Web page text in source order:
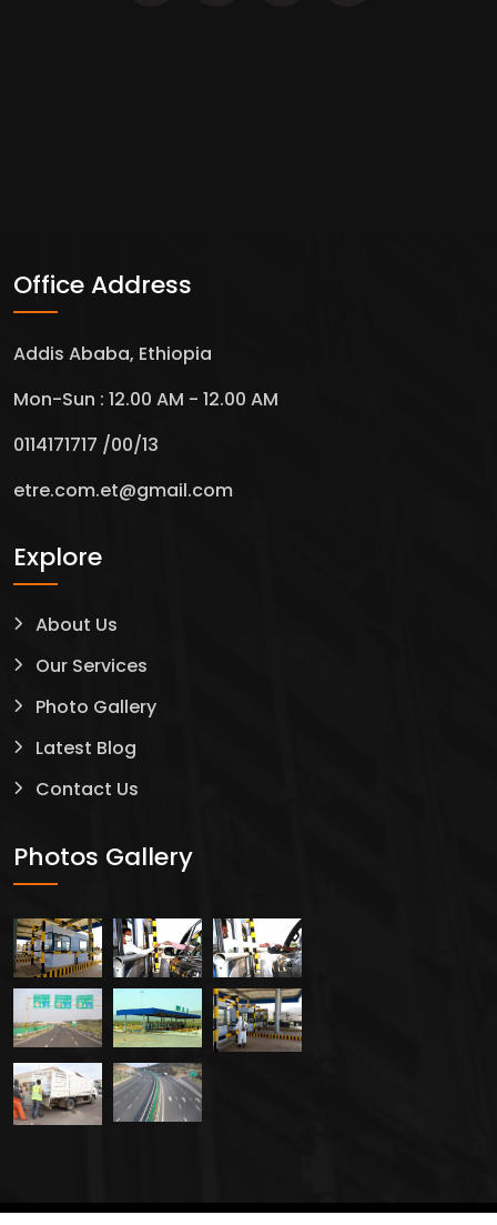
Office Address
Addis Ababa, Ethiopia
Mon-Sun : 12.00 AM - 12.00 AM
0114171717 /00/13
etre.com.et@gmail.com
Explore
About Us
Our Services
Photo Gallery
Latest Blog
Contact Us
Photos Gallery